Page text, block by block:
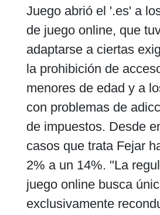
Juego abrió el '.es' a
de juego online, que
adaptarse a ciertas
la prohibición de
menores de edad y a
con problemas de
de impuestos. Desde
casos que trata Fejar
2% a un 14%. "La
juego online busca
exclusivamente